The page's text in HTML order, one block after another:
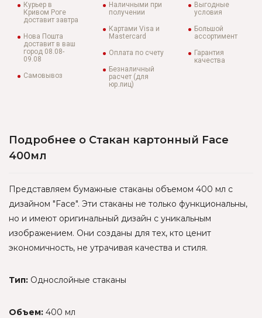
Курьер в
Кривом Роге
доставит завтра
Нова Пошта
доставит в ваш
город 08.08-
09.08
Самовывоз
Наличными при
получении
Картами Visa и
Mastercard
Оплата по счету
Безналичный
расчет (для
юр.лиц)
Выгодные
условия
Большой
ассортимент
Гарантия
качества
Подробнее о Стакан картонный Face
400мл
Представляем бумажные стаканы объемом 400 мл с
дизайном "Face". Эти стаканы не только функциональны,
но и имеют оригинальный дизайн с уникальным
изображением. Они созданы для тех, кто ценит
экономичность, не утрачивая качества и стиля.
Тип: Однослойные стаканы
Объем: 400 мл